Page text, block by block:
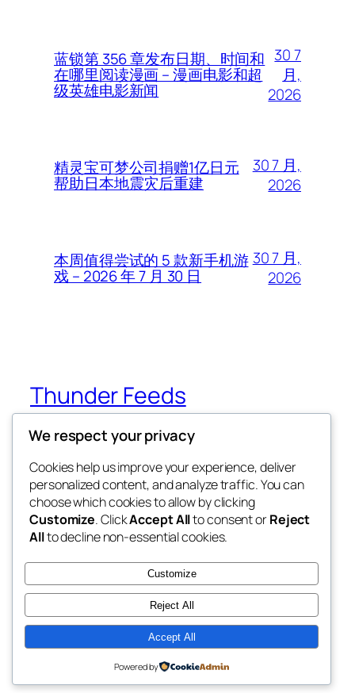
蓝锁第 356 章发布日期、时间和
在哪里阅读漫画 – 漫画电影和超
级英雄电影新闻
30 7
月,
2026
精灵宝可梦公司捐赠1亿日元
帮助日本地震灾后重建
30 7 月,
2026
本周值得尝试的 5 款新手机游
戏 – 2026 年 7 月 30 日
30 7 月,
2026
Thunder Feeds
你最喜欢的电子游戏和攻略杂志
博客
关于
常见问题
作者
事件
商店
样板
主题
二〇二五 以WordPress设计
We respect your privacy
Cookies help us improve your experience, deliver
personalized content, and analyze traffic. You can
choose which cookies to allow by clicking
Customize. ClickAccept Allto consent orReject
Allto decline non-essential cookies.
Customize
Reject All
Accept All
Powered by